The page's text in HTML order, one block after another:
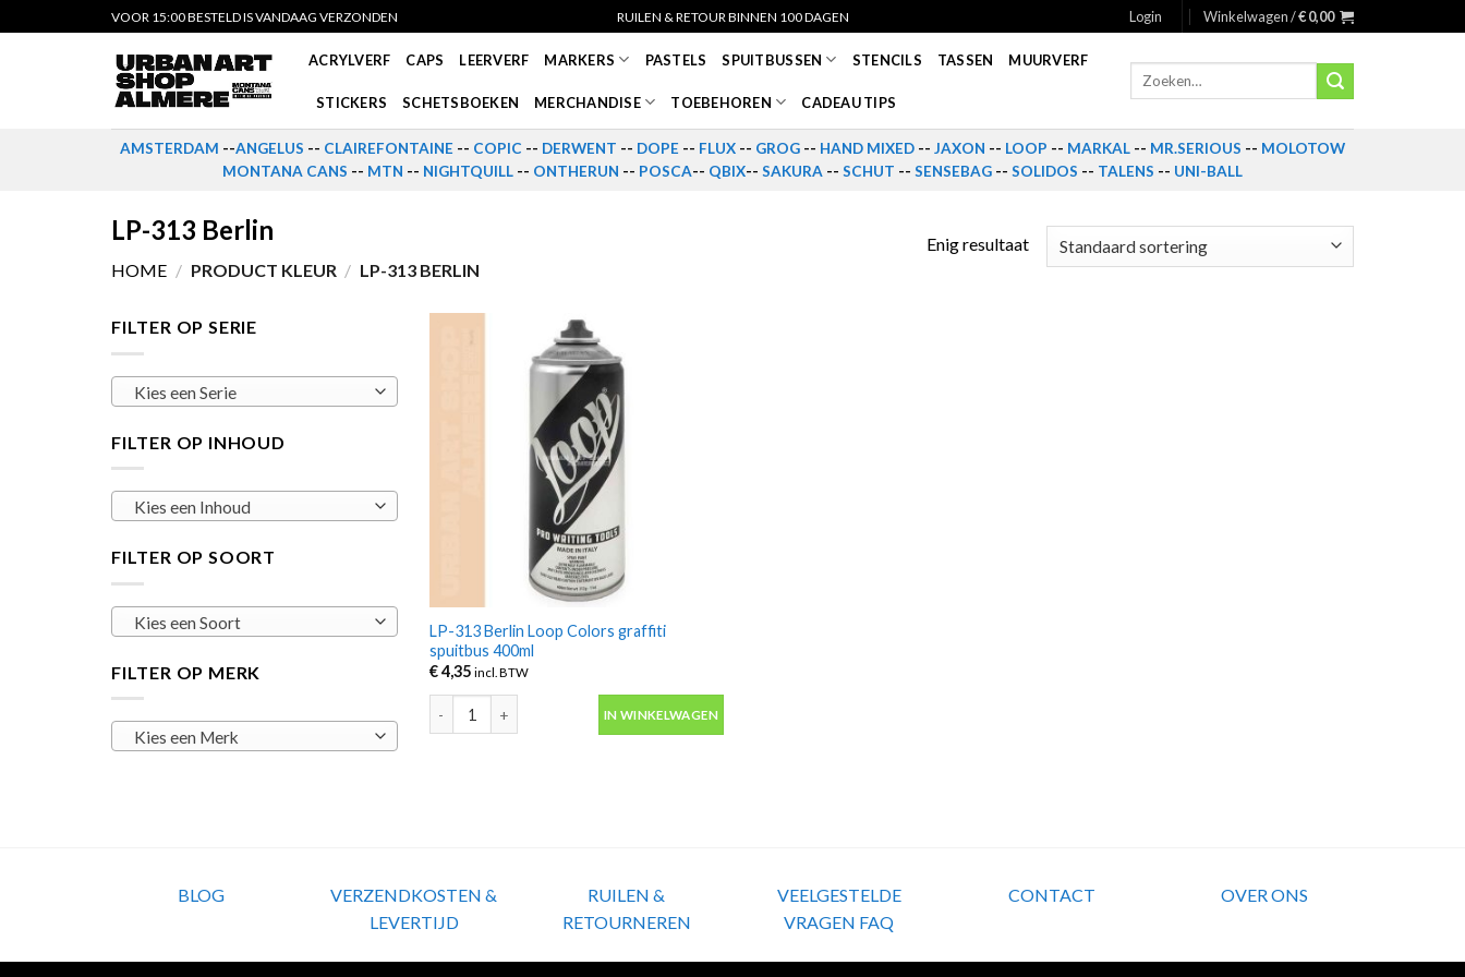
to
VOOR 15:00 BESTELD IS VANDAAG VERZONDEN RUILEN & RETOUR BINNEN 100 DAGEN Login Winkelwagen /€0,00
ACRYLVERF CAPS LEERVERF MARKERS PASTELS SPUITBUSSEN STENCILS TASSEN MUURVERF
STICKERS SCHETSBOEKEN MERCHANDISE TOEBEHOREN CADEAU TIPS
Zoeken
AMSTERDAM --ANGELUS -- CLAIREFONTAINE -- COPIC -- DERWENT -- DOPE -- FLUX -- GROG -- HAND MIXED -- JAXON -- LOOP -- MARKAL -- MR.SERIOUS -- MOLOTOW
MONTANA CANS -- MTN -- NIGHTQUILL -- ONTHERUN -- POSCA-- QBIX-- SAKURA -- SCHUT -- SENSEBAG -- SOLIDOS -- TALENS -- UNI-BALL
LP-313 Berlin
HOME / PRODUCT KLEUR / LP-313 BERLIN
Enig resultaat
FILTER OP SERIE
Kies een Serie
FILTER OP INHOUD
Kies een Inhoud
FILTER OP SOORT
Kies een Soort
FILTER OP MERK
Kies een Merk
LP-313 Berlin Loop Colors graffiti
spuitbus 400ml
€4,35 incl. BTW
IN WINKELWAGEN
BLOG
VERZENDKOSTEN &
LEVERTIJD
RUILEN &
RETOURNEREN
VEELGESTELDE
VRAGEN FAQ
CONTACT OVER ONS